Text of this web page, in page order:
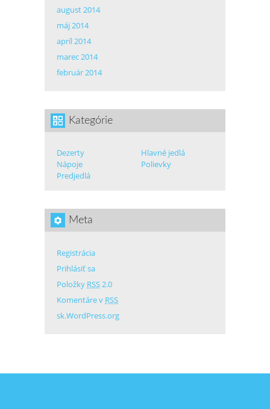
august 2014
máj 2014
apríl 2014
marec 2014
február 2014
Kategórie
Dezerty
Hlavné jedlá
Nápoje
Polievky
Predjedlá
Meta
Registrácia
Prihlásiť sa
Položky RSS2.0
Komentáre v RSS
sk.WordPress.org